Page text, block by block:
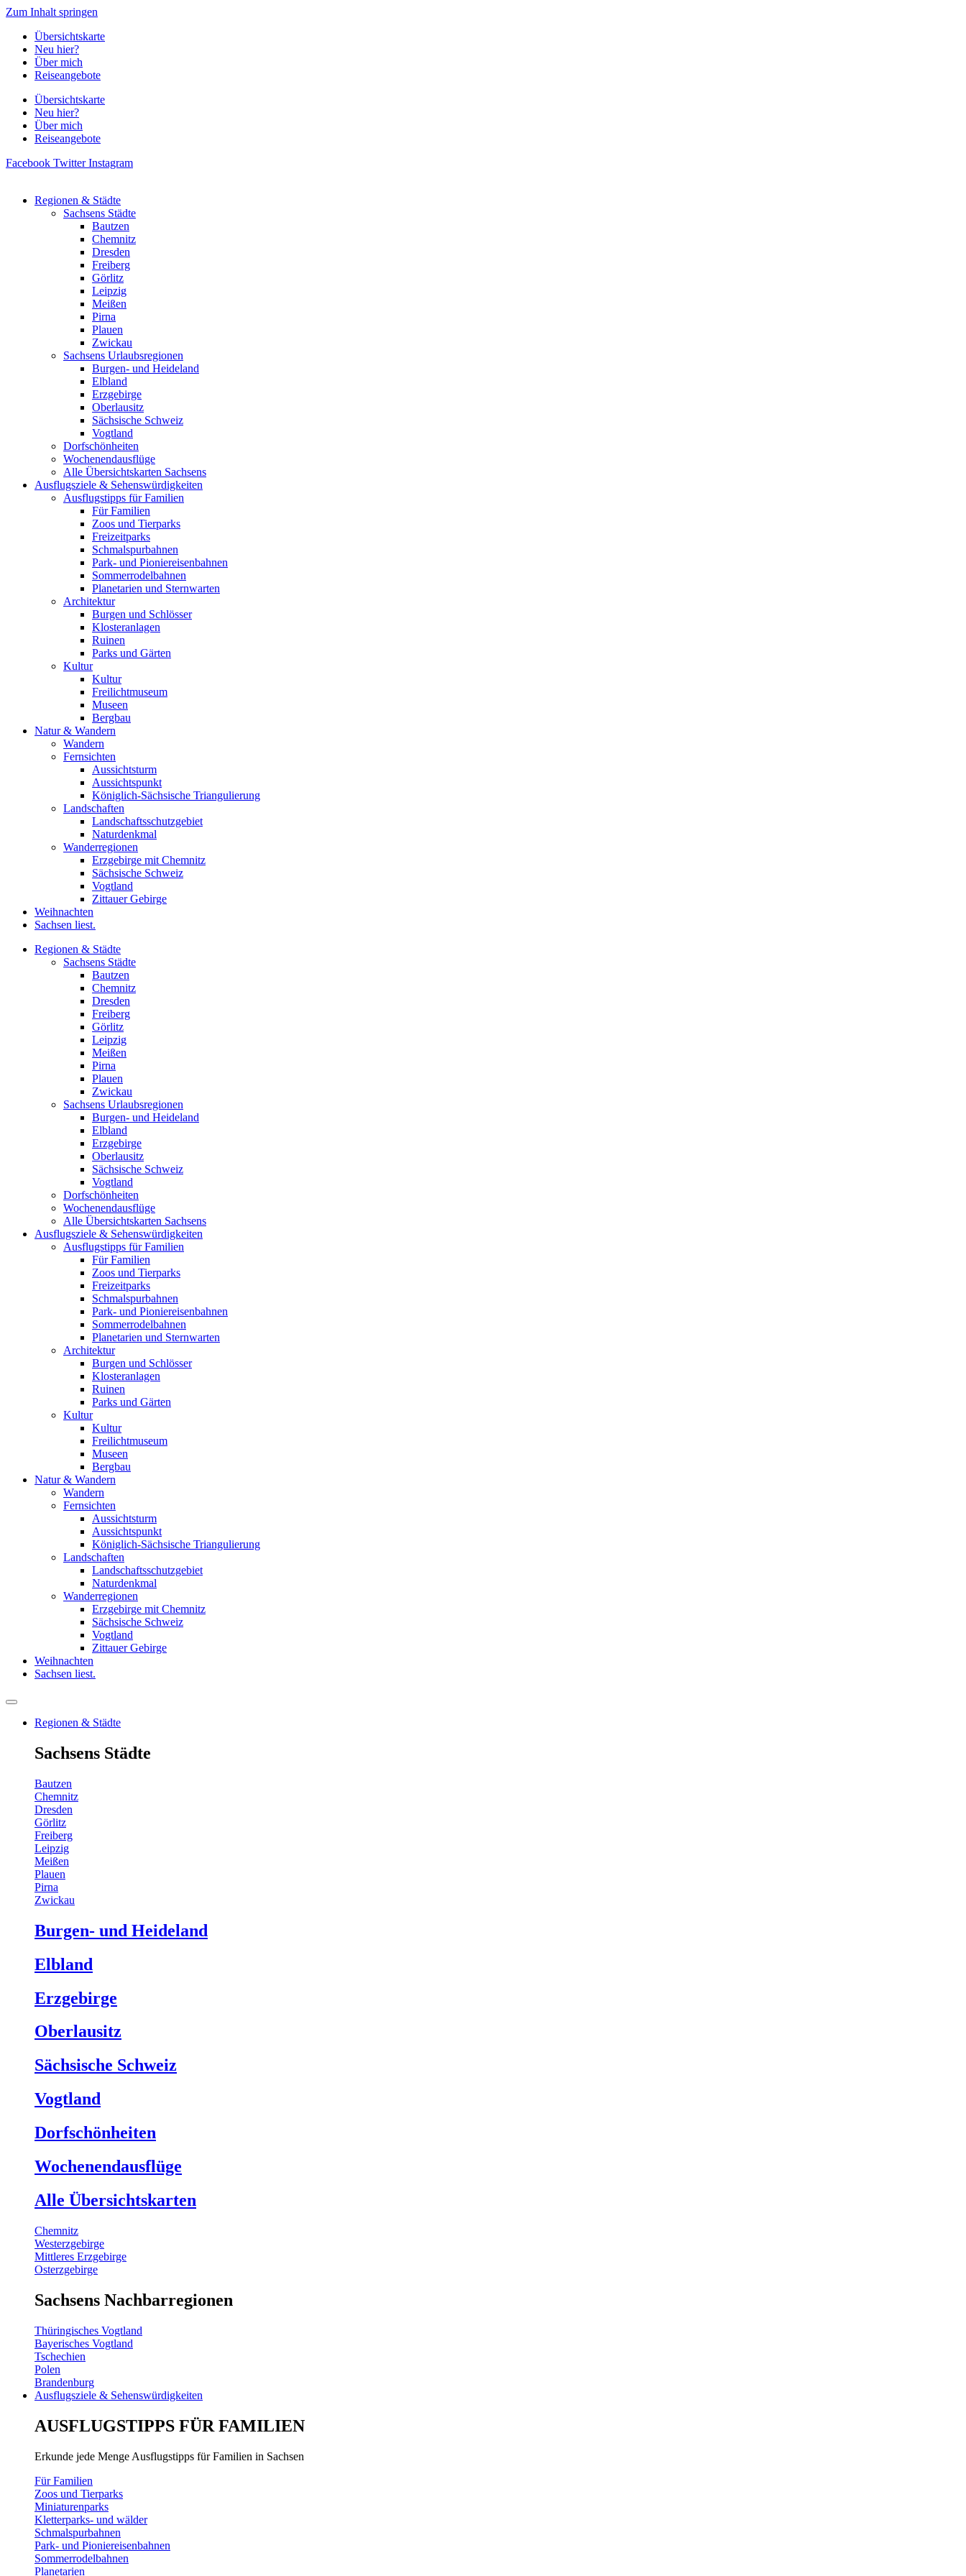
Zum Inhalt springen
Übersichtskarte
Neu hier?
Über mich
Reiseangebote
Übersichtskarte
Neu hier?
Über mich
Reiseangebote
Facebook Twitter Instagram
Regionen & Städte
Sachsens Städte
Bautzen
Chemnitz
Dresden
Freiberg
Görlitz
Leipzig
Meißen
Pirna
Plauen
Zwickau
Sachsens Urlaubsregionen
Burgen- und Heideland
Elbland
Erzgebirge
Oberlausitz
Sächsische Schweiz
Vogtland
Dorfschönheiten
Wochenendausflüge
Alle Übersichtskarten Sachsens
Ausflugsziele & Sehenswürdigkeiten
Ausflugstipps für Familien
Für Familien
Zoos und Tierparks
Freizeitparks
Schmalspurbahnen
Park- und Pioniereisenbahnen
Sommerrodelbahnen
Planetarien und Sternwarten
Architektur
Burgen und Schlösser
Klosteranlagen
Ruinen
Parks und Gärten
Kultur
Kultur
Freilichtmuseum
Museen
Bergbau
Natur & Wandern
Wandern
Fernsichten
Aussichtsturm
Aussichtspunkt
Königlich-Sächsische Triangulierung
Landschaften
Landschaftsschutzgebiet
Naturdenkmal
Wanderregionen
Erzgebirge mit Chemnitz
Sächsische Schweiz
Vogtland
Zittauer Gebirge
Weihnachten
Sachsen liest.
Regionen & Städte
Sachsens Städte
Bautzen
Chemnitz
Dresden
Freiberg
Görlitz
Leipzig
Meißen
Pirna
Plauen
Zwickau
Sachsens Urlaubsregionen
Burgen- und Heideland
Elbland
Erzgebirge
Oberlausitz
Sächsische Schweiz
Vogtland
Dorfschönheiten
Wochenendausflüge
Alle Übersichtskarten Sachsens
Ausflugsziele & Sehenswürdigkeiten
Ausflugstipps für Familien
Für Familien
Zoos und Tierparks
Freizeitparks
Schmalspurbahnen
Park- und Pioniereisenbahnen
Sommerrodelbahnen
Planetarien und Sternwarten
Architektur
Burgen und Schlösser
Klosteranlagen
Ruinen
Parks und Gärten
Kultur
Kultur
Freilichtmuseum
Museen
Bergbau
Natur & Wandern
Wandern
Fernsichten
Aussichtsturm
Aussichtspunkt
Königlich-Sächsische Triangulierung
Landschaften
Landschaftsschutzgebiet
Naturdenkmal
Wanderregionen
Erzgebirge mit Chemnitz
Sächsische Schweiz
Vogtland
Zittauer Gebirge
Weihnachten
Sachsen liest.
Regionen & Städte
Sachsens Städte
Bautzen
Chemnitz
Dresden
Görlitz
Freiberg
Leipzig
Meißen
Plauen
Pirna
Zwickau
Burgen- und Heideland
Elbland
Erzgebirge
Oberlausitz
Sächsische Schweiz
Vogtland
Dorfschönheiten
Wochenendausflüge
Alle Übersichtskarten
Chemnitz
Westerzgebirge
Mittleres Erzgebirge
Osterzgebirge
Sachsens Nachbarregionen
Thüringisches Vogtland
Bayerisches Vogtland
Tschechien
Polen
Brandenburg
Ausflugsziele & Sehenswürdigkeiten
AUSFLUGSTIPPS FÜR FAMILIEN
Erkunde jede Menge Ausflugstipps für Familien in Sachsen
Für Familien
Zoos und Tierparks
Miniaturenparks
Kletterparks- und wälder
Schmalspurbahnen
Park- und Pioniereisenbahnen
Sommerrodelbahnen
Planetarien